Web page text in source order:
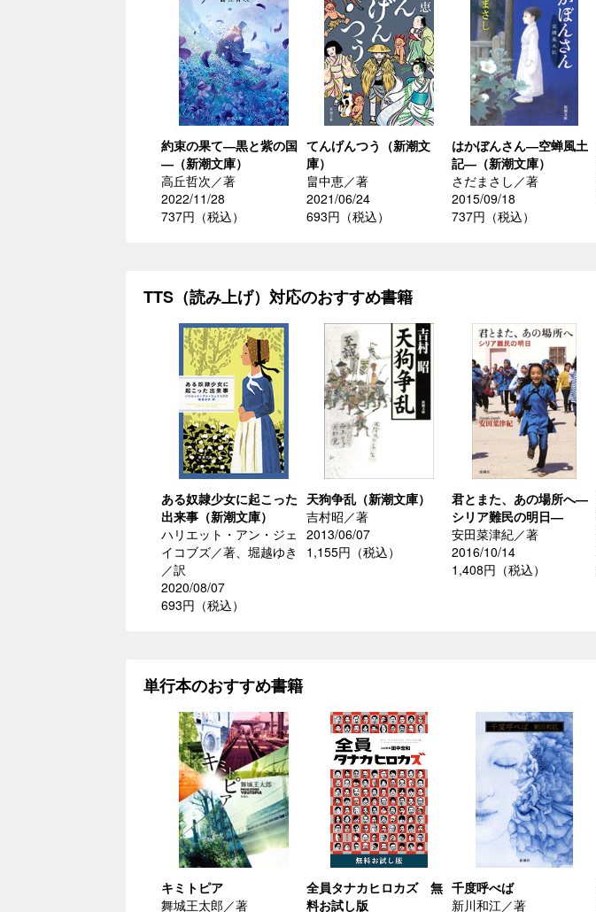
約束の果て―黒と紫の国
―（新潮文庫）
高丘哲次／著
2022/11/28
737円（税込）
てんげんつう（新潮文
庫）
畠中恵／著
2021/06/24
693円（税込）
はかぼんさん―空蝉風土
記―（新潮文庫）
さだまさし／著
2015/09/18
737円（税込）
TTS（読み上げ）対応のおすすめ書籍
ある奴隷少女に起こった
出来事（新潮文庫）
ハリエット・アン・ジェ
イコブズ／著、堀越ゆき
／訳
2020/08/07
693円（税込）
天狗争乱（新潮文庫）
吉村昭／著
2013/06/07
1,155円（税込）
君とまた、あの場所へ―
シリア難民の明日―
安田菜津紀／著
2016/10/14
1,408円（税込）
単行本のおすすめ書籍
キミトピア
舞城王太郎／著
全員タナカヒロカズ 無
料お試し版
千度呼べば
新川和江／著